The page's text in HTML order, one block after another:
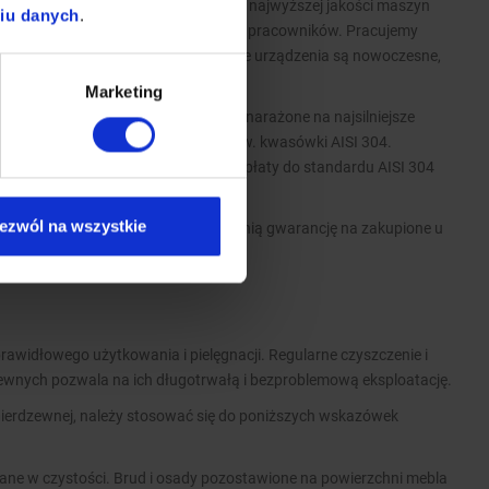
danych.
Marketing
na wszystkie
realizowana jest z pomocą naszych najwyższej jakości maszyn
i doświadczonych pracowników. Pracujemy
i krajowych marek. Wszystkie urządzenia są nowoczesne,
nierdzewnej AISI 430, a elementy narażone na najsilniejsze
ze stali nierdzewnej tzw. kwasówki AISI 304.
wykonane z tego materiału, dopłaty do standardu AISI 304
w standardzie oferujemy 2-letnią gwarancję na zakupione u
użytkowania i pielęgnacji. Regularne czyszczenie i
pozwala na ich długotrwałą i bezproblemową eksploatację.
należy stosować się do poniższych wskazówek
w czystości. Brud i osady pozostawione na powierzchni mebla